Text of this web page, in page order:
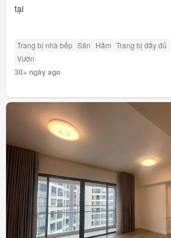
tại
Trang bị nhà bếp Sân Hầm Trang bị đầy đủ
Vườn
30+ ngày ago